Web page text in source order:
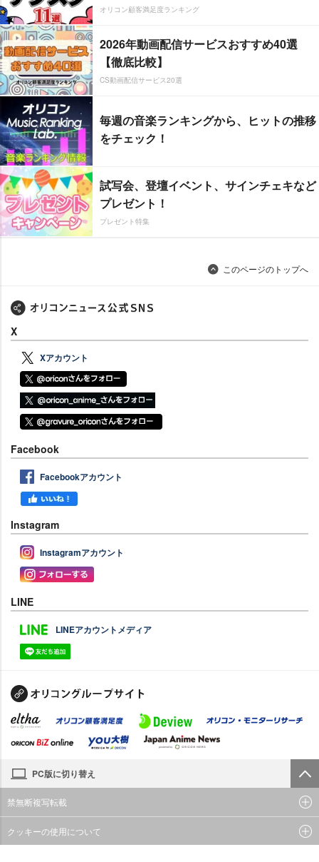
オリコン顧客満足度ランキング
2026年動画配信サービスおすすめ40選
【徹底比較】
CS動画配信サービス20選
毎週の音楽ランキングから、ヒットの推移
をチェック！
試写会、登壇イベント、サインチェキなど
プレゼント！
プレゼント特集
このページのトップへ
X
Xアカウント
Facebook
Facebookアカウント
Instagram
Instagramアカウント
LINE
LINEアカウントメディア
PC版に切り替え
禁無断複写転載
クッキーの使用について